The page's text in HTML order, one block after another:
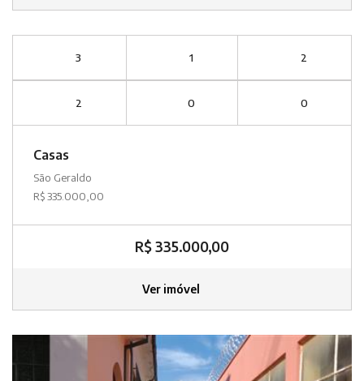
3 1 2
2 0 0
Casas
São Geraldo
R$ 335.000,00
R$ 335.000,00
Ver imóvel